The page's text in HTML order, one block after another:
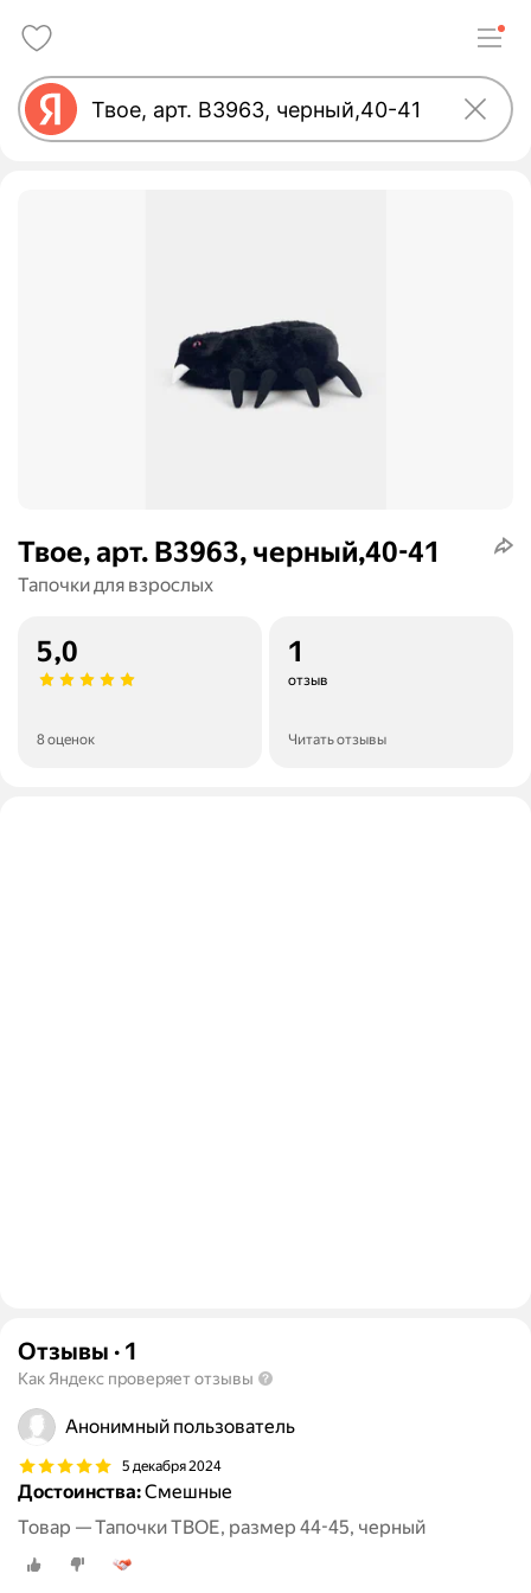
Твое, арт. B3963, черный,40-41
Тапочки для взрослых
5,0
8 оценок
1
отзыв
Читать отзывы
Отзывы · 1
Как Яндекс проверяет отзывы
Анонимный пользователь
5 декабря 2024
Достоинства:Смешные
Товар — Тапочки ТВОЕ, размер 44-45, черный